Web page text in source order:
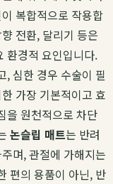
복합적으로 작용합
전환, 달리기 등은
환경적 요인입니다.
, 심한 경우 수술이 필
가장 기본적이고 효
을 원천적으로 차단
논슬립 매트는 반려
며, 관절에 가해지는
편의 용품이 아닌, 반